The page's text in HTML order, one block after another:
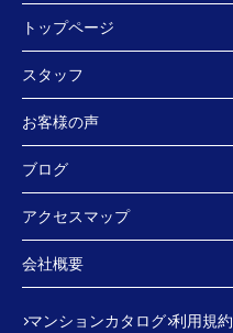
トップページ
スタッフ
お客様の声
ブログ
アクセスマップ
会社概要
マンションカタログ 利用規約